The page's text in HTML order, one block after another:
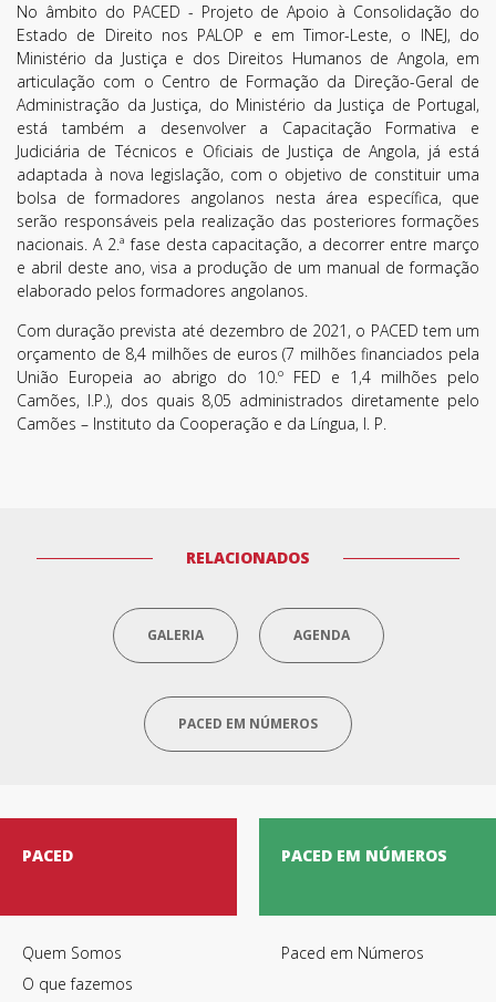
No âmbito do PACED - Projeto de Apoio à Consolidação do
Estado de Direito nos PALOP e em Timor-Leste, o INEJ, do
Ministério da Justiça e dos Direitos Humanos de Angola, em
articulação com o Centro de Formação da Direção-Geral de
Administração da Justiça, do Ministério da Justiça de Portugal,
está também a desenvolver a Capacitação Formativa e
Judiciária de Técnicos e Oficiais de Justiça de Angola, já está
adaptada à nova legislação, com o objetivo de constituir uma
bolsa de formadores angolanos nesta área específica, que
serão responsáveis pela realização das posteriores formações
nacionais. A 2.ª fase desta capacitação, a decorrer entre março
e abril deste ano, visa a produção de um manual de formação
elaborado pelos formadores angolanos.
Com duração prevista até dezembro de 2021, o PACED tem um
orçamento de 8,4 milhões de euros (7 milhões financiados pela
União Europeia ao abrigo do 10.º FED e 1,4 milhões pelo
Camões, I.P.), dos quais 8,05 administrados diretamente pelo
Camões – Instituto da Cooperação e da Língua, I. P.
RELACIONADOS
GALERIA AGENDA
PACED EM NÚMEROS
PACED
Quem Somos
O que fazemos
PACED EM NÚMEROS
Paced em Números
Subscreva a nossa
Newsletter!
Fique sempre a par de todas as novidades!
Li e aceito os Termos de Utilização